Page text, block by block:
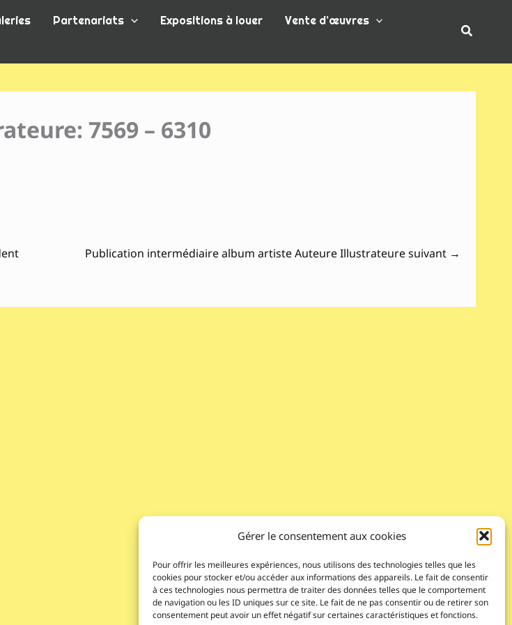
Gérer le consentement aux cookies
Pour offrir les meilleures expériences, nous utilisons des technologies telles que les
cookies pour stocker et/ou accéder aux informations des appareils. Le fait de consentir
à ces technologies nous permettra de traiter des données telles que le comportement
de navigation ou les ID uniques sur ce site. Le fait de ne pas consentir ou de retirer son
consentement peut avoir un effet négatif sur certaines caractéristiques et fonctions.
Partenariats Expositions à louer
Vente d’œuvres
7569 – 6310
Publication intermédiaire album artiste Auteure Illustrateure suivant →